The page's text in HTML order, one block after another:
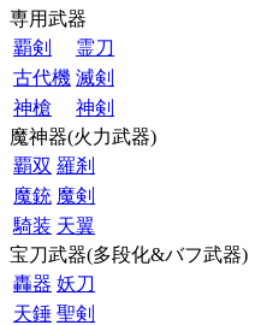
専用武器
覇剣
霊刀
古代機 滅剣
神槍
神剣
魔神器(火力武器)
覇双 羅刹
魔銃 魔剣
騎装 天翼
宝刀武器(多段化&バフ武器)
轟器 妖刀
天錘 聖剣